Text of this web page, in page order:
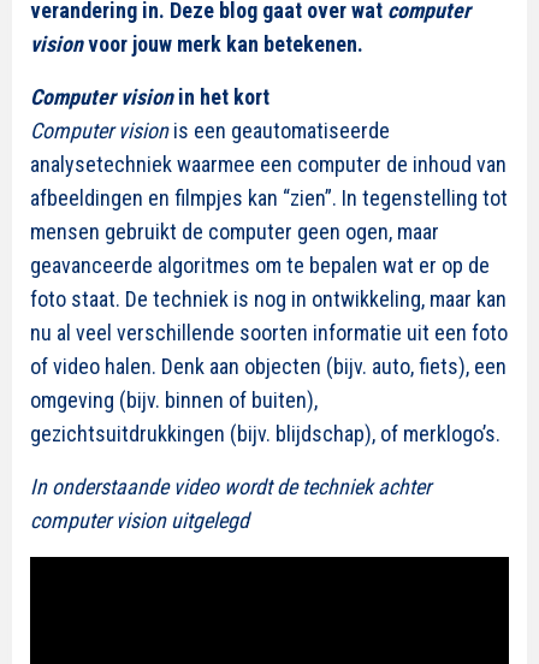
verandering in. Deze blog gaat over wat computer
visionvoor jouw merk kan betekenen.
Computer visionin het kort
Computer visionis een geautomatiseerde
analysetechniek waarmee een computer de inhoud van
afbeeldingen en filmpjes kan “zien”. In tegenstelling tot
mensen gebruikt de computer geen ogen, maar
geavanceerde algoritmes om te bepalen wat er op de
foto staat. De techniek is nog in ontwikkeling, maar kan
nu al veel verschillende soorten informatie uit een foto
of video halen. Denk aan objecten (bijv. auto, fiets), een
omgeving (bijv. binnen of buiten),
gezichtsuitdrukkingen (bijv. blijdschap), of merklogo’s.
In onderstaande video wordt de techniek achter
computer vision uitgelegd